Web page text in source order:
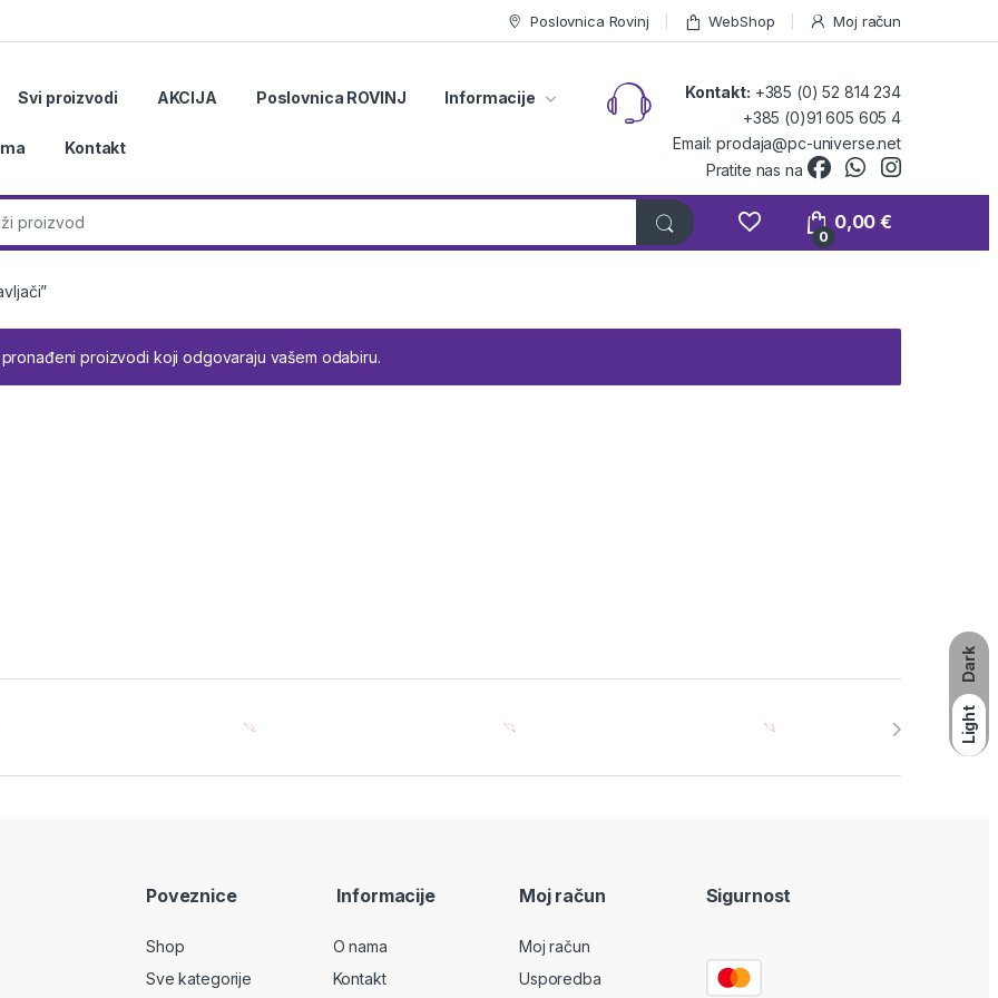
Dark
Light
Poslovnica Rovinj WebShop Moj račun
Svi proizvodi AKCIJA Poslovnica ROVINJ Informacije
Kontakt
Kontakt: +385 (0) 52 814 234
+385 (0)91 605 605 4
Email: prodaja@pc-universe.net
Pratite nas na
0
0,00€
pronađeni proizvodi koji odgovaraju vašem odabiru.
Poveznice
Shop
Sve kategorije
Informacije
O nama
Kontakt
Moj račun
Moj račun
Usporedba
Sigurnost